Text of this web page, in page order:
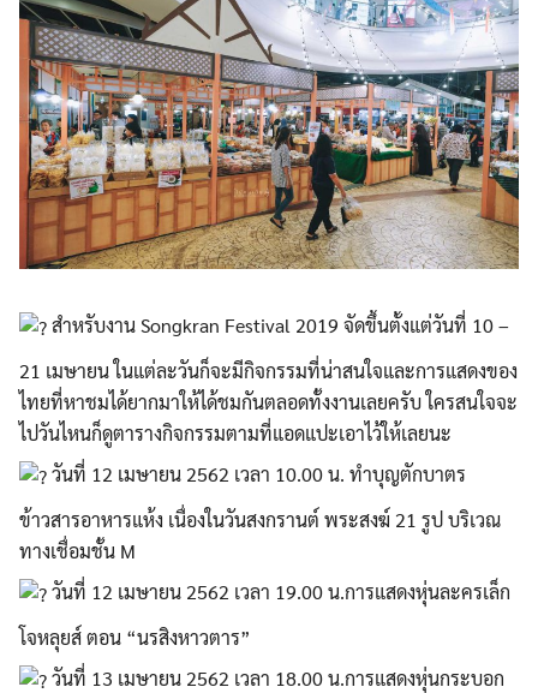
สำหรับงาน Songkran Festival 2019 จัดขึ้นตั้งแต่วันที่ 10 –
21 เมษายน ในแต่ละวันก็จะมีกิจกรรมที่น่าสนใจและการแสดงของ
ไทยที่หาชมได้ยากมาให้ได้ชมกันตลอดทั้งงานเลยครับ ใครสนใจจะ
ไปวันไหนก็ดูตารางกิจกรรมตามที่แอดแปะเอาไว้ให้เลยนะ
วันที่ 12 เมษายน 2562 เวลา 10.00 น. ทำบุญตักบาตร
ข้าวสารอาหารแห้ง เนื่องในวันสงกรานต์ พระสงฆ์ 21 รูป บริเวณ
ทางเชื่อมชั้น M
วันที่ 12 เมษายน 2562 เวลา 19.00 น.การแสดงหุ่นละครเล็ก
โจหลุยส์ ตอน “นรสิงหาวตาร”
วันที่ 13 เมษายน 2562 เวลา 18.00 น.การแสดงหุ่นกระบอก